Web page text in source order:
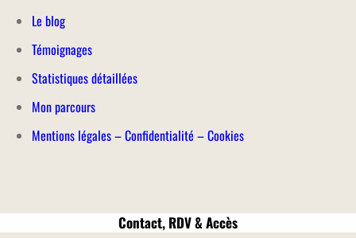
Le blog
Témoignages
Statistiques détaillées
Mon parcours
Mentions légales–Confidentialité – Cookies
Contact, RDV & Accès